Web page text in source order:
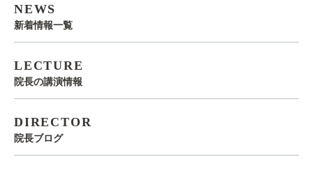
NEWS
新着情報一覧
LECTURE
院長の講演情報
DIRECTOR
院長ブログ